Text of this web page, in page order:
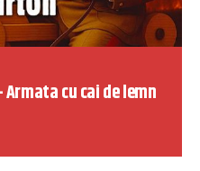
Armata cu cai de lemn